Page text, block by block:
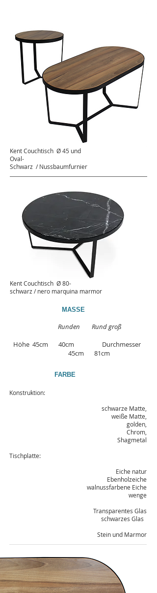
Kent Couchtisch Ø 45 und
Oval-
Schwarz / Nussbaumfurnier
Kent Couchtisch Ø 80-
schwarz / nero marquina marmor
MASSE
Runden
Rund groß
Höhe 45cm 40cm Durchmesser
45cm 81cm
FARBE
Konstruktion:
schwarze Matte,
weiße Matte,
golden,
Chrom,
Shagmetal
Tischplatte:
Eiche natur
Ebenholzeiche
walnussfarbene Eiche
wenge
Transparentes Glas
schwarzes Glas
Stein und Marmor